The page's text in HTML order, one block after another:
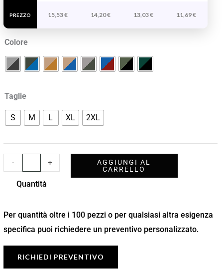
PREZZO 15,53€ 14,20€ 13,03€ 11,69€
Colore
Taglie
S M L XL 2XL
- +
AGGIUNGI AL
CARRELLO
Quantità
Per quantità oltre i 100 pezzi o per qualsiasi altra esigenza
specifica puoi richiedere un preventivo personalizzato.
RICHIEDI PREVENTIVO